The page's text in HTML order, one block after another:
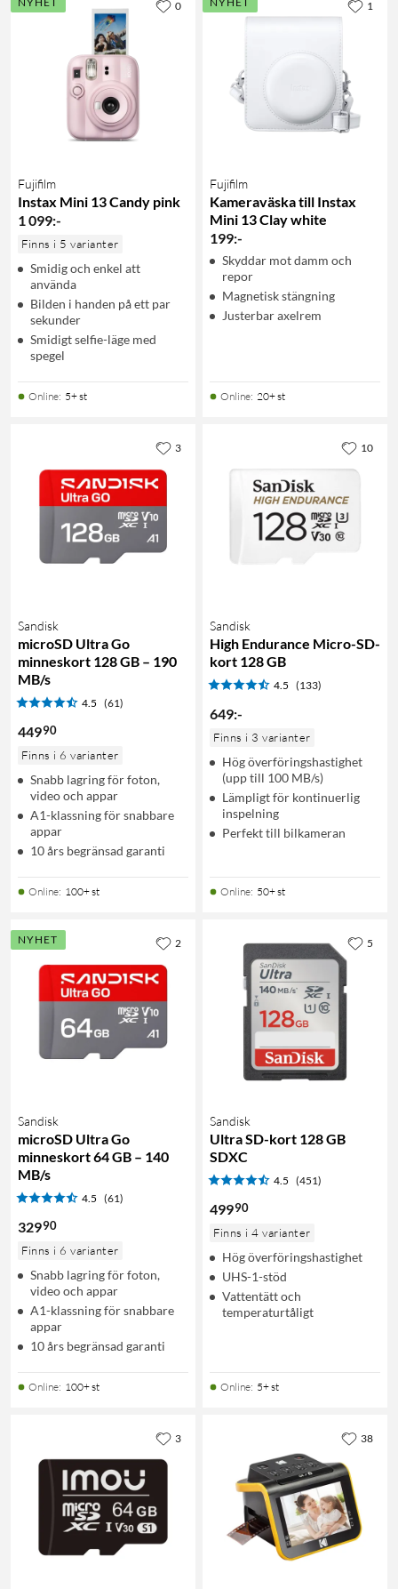
Fujifilm
Instax Mini 13 Candy pink
1 099:-
Finns i 5 varianter
Smidig och enkel att
använda
Bilden i handen på ett par
sekunder
Smidigt selfie-läge med
spegel
Online: 5+ st
0
Fujifilm
Kameraväska till Instax
Mini 13 Clay white
199:-
Skyddar mot damm och
repor
Magnetisk stängning
Justerbar axelrem
Online: 20+ st
1
Sandisk
microSD Ultra Go
minneskort 128 GB – 190
MB/s
4.5 (61)
44990
Finns i 6 varianter
Snabb lagring för foton,
video och appar
A1-klassning för snabbare
appar
10 års begränsad garanti
Online: 100+ st
3
Sandisk
High Endurance Micro-SD-
kort 128 GB
4.5 (133)
649:-
Finns i 3 varianter
Hög överföringshastighet
(upp till 100 MB/s)
Lämpligt för kontinuerlig
inspelning
Perfekt till bilkameran
Online: 50+ st
10
NYHET
Sandisk
microSD Ultra Go
minneskort 64 GB – 140
MB/s
4.5 (61)
32990
Finns i 6 varianter
Snabb lagring för foton,
video och appar
A1-klassning för snabbare
appar
10 års begränsad garanti
Online: 100+ st
2
Sandisk
Ultra SD-kort 128 GB
SDXC
4.5 (451)
49990
Finns i 4 varianter
Hög överföringshastighet
UHS-1-stöd
Vattentätt och
temperaturtåligt
Online: 5+ st
5
3 38